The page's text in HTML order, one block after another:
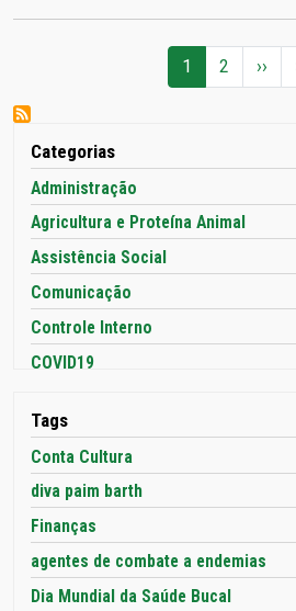
1 2 ››
Categorias
Administração
Agricultura e Proteína Animal
Assistência Social
Comunicação
Controle Interno
COVID19
Desenvolvimento Econômico e
Desenvolvimento Humano e Social:
Pessoa Idosa e Família
Educação
Emdur
Esportes e Lazer
Tags
Conta Cultura
diva paim barth
Finanças
agentes de combate a endemias
Dia Mundial da Saúde Bucal